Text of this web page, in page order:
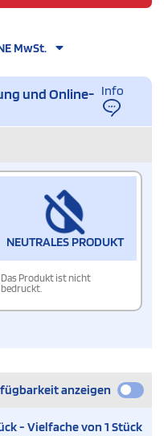
MwSt.
und Online- Info
NEUTRALES PRODUKT
Das Produkt ist nicht
bedruckt.
anzeigen
- Vielfache von 1 Stück